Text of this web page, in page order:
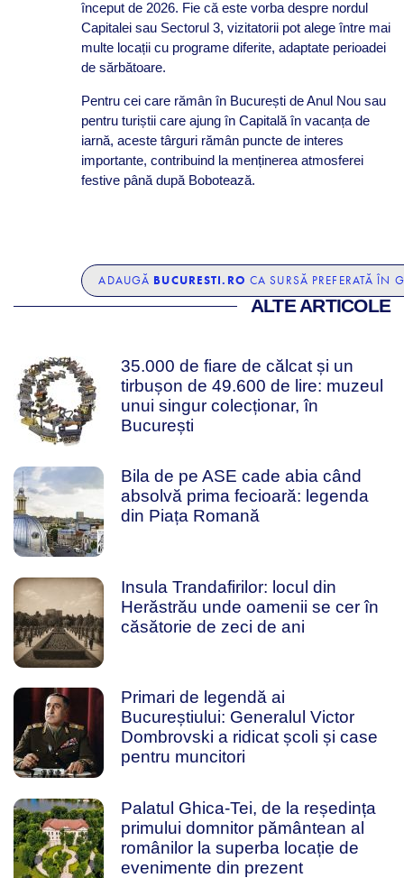
început de 2026. Fie că este vorba despre nordul
Capitalei sau Sectorul 3, vizitatorii pot alege între mai
multe locații cu programe diferite, adaptate perioadei
de sărbătoare.
Pentru cei care rămân în București de Anul Nou sau
pentru turiștii care ajung în Capitală în vacanța de
iarnă, aceste târguri rămân puncte de interes
importante, contribuind la menținerea atmosferei
festive până după Bobotează.
ADAUGĂ BUCURESTI.RO CA SURSĂ PREFERATĂ ÎN
ALTE ARTICOLE
35.000 de fiare de călcat și un
tirbușon de 49.600 de lire: muzeul
unui singur colecționar, în
București
Bila de pe ASE cade abia când
absolvă prima fecioară: legenda
din Piața Romană
Insula Trandafirilor: locul din
Herăstrău unde oamenii se cer în
căsătorie de zeci de ani
Primari de legendă ai
Bucureștiului: Generalul Victor
Dombrovski a ridicat școli și case
pentru muncitori
Palatul Ghica-Tei, de la reședința
primului domnitor pământean al
românilor la superba locație de
evenimente din prezent